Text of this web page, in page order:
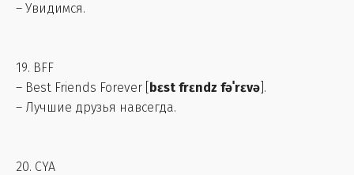
– Увидимся.
19. BFF
– Best Friends Forever [ bɛst frɛndz fəˈrɛvə ].
– Лучшие друзья навсегда.
20. CYA